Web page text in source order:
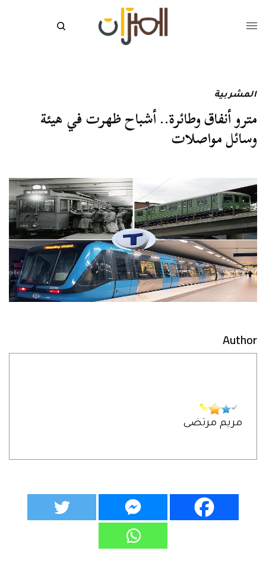
المشربية
مترو أنفاق وطائرة.. أشباح ظهرت في هيئة
وسائل مواصلات
Author
مريم مرتضى